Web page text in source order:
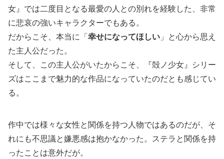
女』では二度目となる最愛の人との別れを経験した、非常
に悲哀の強いキャラクターでもある。
だからこそ、本当に「 幸せになってほしい 」と心から思え
た主人公だった。
そして、この主人公がいたからこそ、『殻ノ少女』シリー
ズはここまで魅力的な作品になっていたのだとも感じてい
る。
作中では様々な女性と関係を持つ人物ではあるのだが、そ
れにも不思議と嫌悪感は抱かなかった。ステラと関係を持
ったことは意外だが。